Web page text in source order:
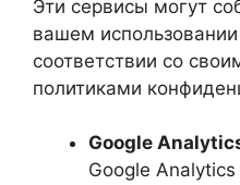
Эти сервисы могут
вашем
соответствии со
политиками
Google
Google